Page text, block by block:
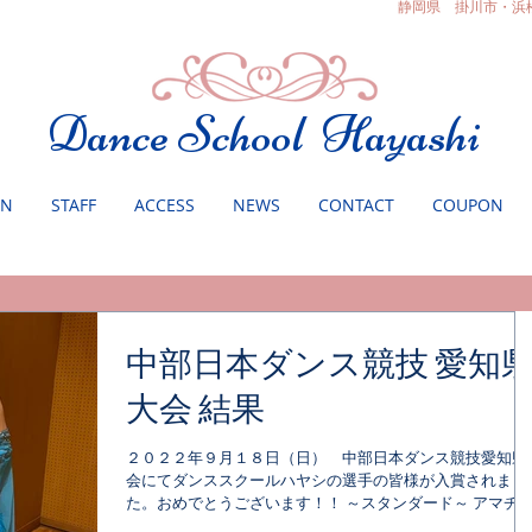
静岡県 掛川市・浜
Dance School Hayashi
STAFF ACCESS NEWS CONTACT COUPON
中部日本ダンス競技 愛知
大会 結果
２０２２年９月１８日（日） 中部日本ダンス競技愛知県
会にてダンススクールハヤシの選手の皆様が入賞されまし
た。おめでとうございます！！ ～スタンダード～ アマチ